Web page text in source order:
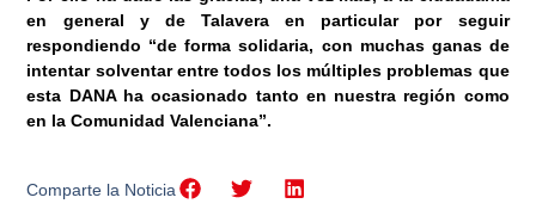
en general y de Talavera en particular por seguir
respondiendo “de forma solidaria, con muchas ganas de
intentar solventar entre todos los múltiples problemas que
esta DANA ha ocasionado tanto en nuestra región como
en la Comunidad Valenciana”.
Comparte la Noticia